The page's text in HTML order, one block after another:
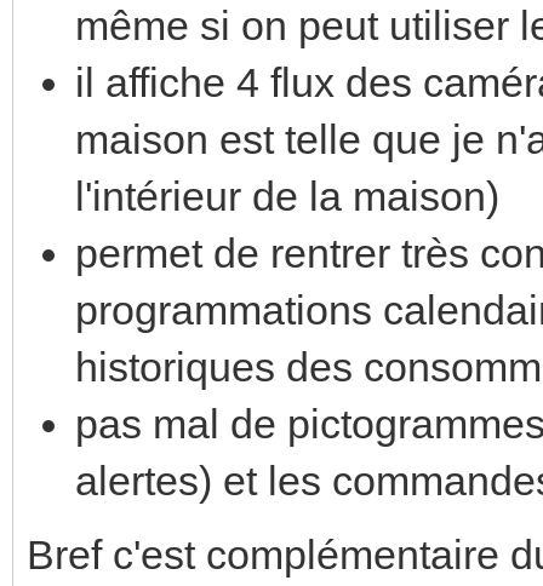
même si on peut utiliser
il affiche 4 flux des
maison est telle que je
l'intérieur de la maison)
permet de rentrer très
programmations
historiques des
pas mal de
alertes) et les
Bref c'est complémentaire